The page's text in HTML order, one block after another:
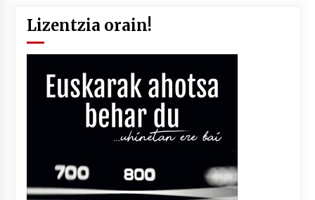
Lizentzia orain!